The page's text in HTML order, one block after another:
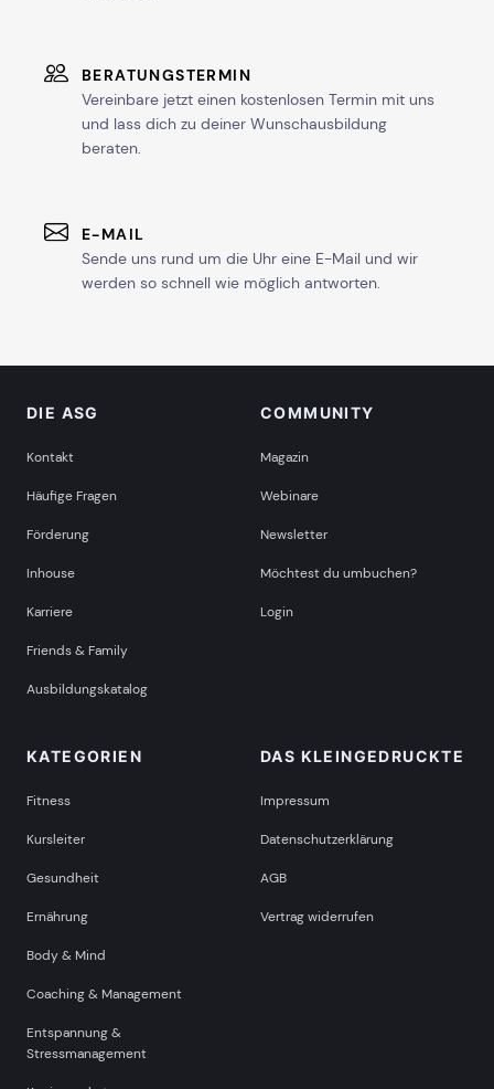
BERATUNGSTERMIN
Vereinbare jetzt einen kostenlosen Termin mit uns
und lass dich zu deiner Wunschausbildung
beraten.
E-MAIL
Sende uns rund um die Uhr eine E-Mail und wir
werden so schnell wie möglich antworten.
DIE ASG
Kontakt
Häufige Fragen
Förderung
Inhouse
Karriere
Friends & Family
Ausbildungskatalog
COMMUNITY
Magazin
Webinare
Newsletter
Möchtest du umbuchen?
Login
KATEGORIEN
Fitness
Kursleiter
Gesundheit
Ernährung
Body & Mind
Coaching & Management
Entspannung &
Stressmanagement
DAS KLEINGEDRUCKTE
Impressum
Datenschutzerklärung
AGB
Vertrag widerrufen